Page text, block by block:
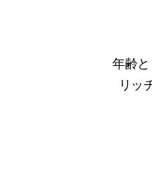
年齢
リッ